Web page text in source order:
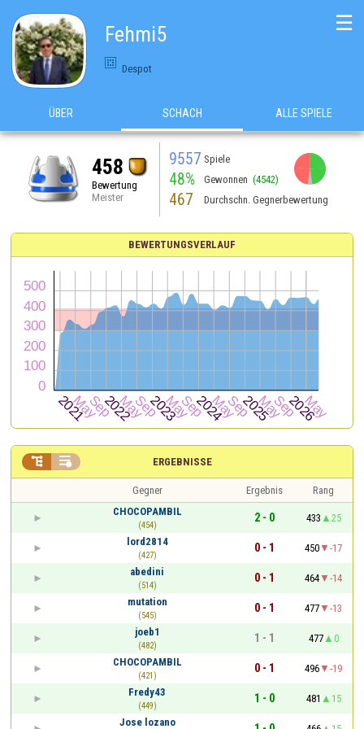
Fehmi5
Despot
☰
ÜBER SCHACH ALLE SPIELE
458
Bewertung
Meister
9557 Spiele
48% Gewonnen (4542)
467 Durchschn. Gegnerbewertung
BEWERTUNGSVERLAUF
ERGEBNISSE
 
Gegner Ergebnis
Rang
CHOCOPAMBIL
(454)
2 - 0 433
25
lord2814
(427)
0 - 1 450
-17
abedini
(514)
0 - 1 464
-14
mutation
(545)
0 - 1 477
-13
joeb1
(482)
1 - 1 477
0
CHOCOPAMBIL
(421)
0 - 1 496
-19
Fredy43
(449)
1 - 0 481
15
Jose lozano